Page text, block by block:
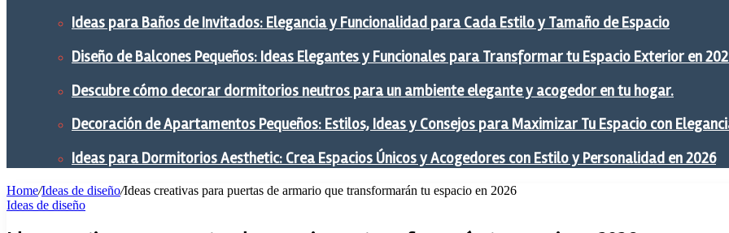
Ideas para Baños de Invitados: Elegancia y Funcionalidad para Cada Estilo y Tamaño de Espacio
Diseño de Balcones Pequeños: Ideas Elegantes y Funcionales para Transformar tu Espacio Exterior en
Descubre cómo decorar dormitorios neutros para un ambiente elegante y acogedor en tu hogar.
Decoración de Apartamentos Pequeños: Estilos, Ideas y Consejos para Maximizar Tu Espacio con
Ideas para Dormitorios Aesthetic: Crea Espacios Únicos y Acogedores con Estilo y Personalidad en 2026
Home/Ideas de diseño/Ideas creativas para puertas de armario que transformarán tu espacio en 2026
Ideas de diseño